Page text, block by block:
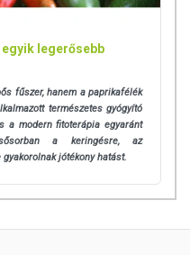
legerősebb
fűszer, hanem a paprikafélék
természetes gyógyító
a modern fitoterápia egyaránt
a keringésre, az
jótékony hatást.